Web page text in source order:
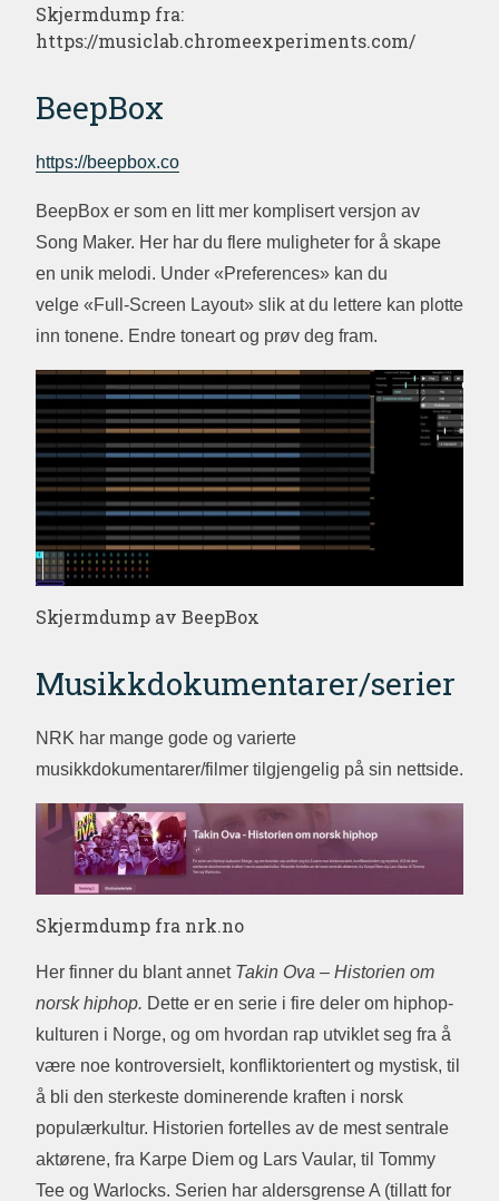
Skjermdump fra:
https://musiclab.chromeexperiments.com/
BeepBox
https://beepbox.co
BeepBox er som en litt mer komplisert versjon av
Song Maker. Her har du flere muligheter for å skape
en unik melodi. Under «Preferences» kan du
velge «Full-Screen Layout» slik at du lettere kan plotte
inn tonene. Endre toneart og prøv deg fram.
Skjermdump av BeepBox
Musikkdokumentarer/serier
NRK har mange gode og varierte
musikkdokumentarer/filmer tilgjengelig på sin nettside.
Skjermdump fra nrk.no
Her finner du blant annet Takin Ova – Historien om
norsk hiphop. Dette er en serie i fire deler om hiphop-
kulturen i Norge, og om hvordan rap utviklet seg fra å
være noe kontroversielt, konfliktorientert og mystisk, til
å bli den sterkeste dominerende kraften i norsk
populærkultur. Historien fortelles av de mest sentrale
aktørene, fra Karpe Diem og Lars Vaular, til Tommy
Tee og Warlocks. Serien har aldersgrense A (tillatt for